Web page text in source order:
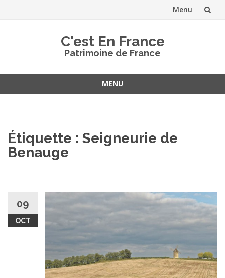
Menu
C'est En France
Patrimoine de France
MENU
Étiquette : Seigneurie de
Benauge
09
OCT